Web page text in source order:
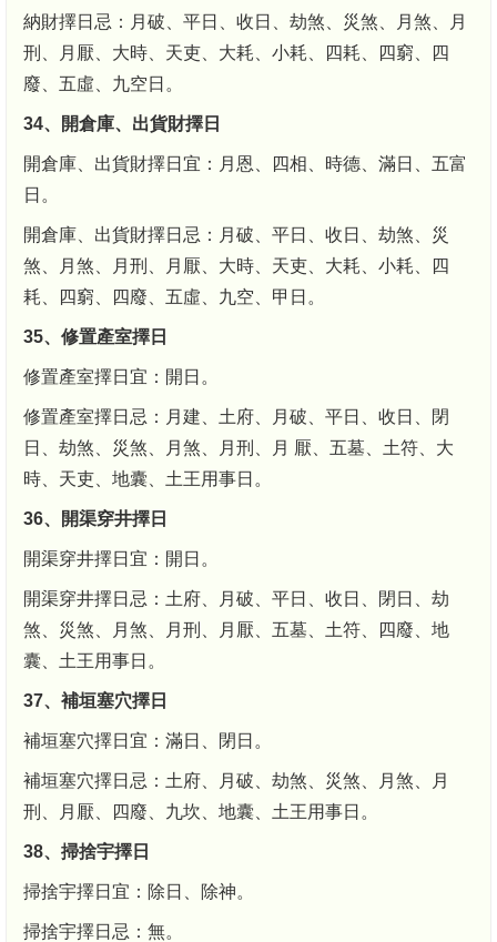
納財擇日忌：月破、平日、收日、劫煞、災煞、月煞、月
刑、月厭、大時、天吏、大耗、小耗、四耗、四窮、四
廢、五虛、九空日。
34、開倉庫、出貨財擇日
開倉庫、出貨財擇日宜：月恩、四相、時德、滿日、五富
日。
開倉庫、出貨財擇日忌：月破、平日、收日、劫煞、災
煞、月煞、月刑、月厭、大時、天吏、大耗、小耗、四
耗、四窮、四廢、五虛、九空、甲日。
35、修置產室擇日
修置產室擇日宜：開日。
修置產室擇日忌：月建、土府、月破、平日、收日、閉
日、劫煞、災煞、月煞、月刑、月 厭、五墓、土符、大
時、天吏、地囊、土王用事日。
36、開渠穿井擇日
開渠穿井擇日宜：開日。
開渠穿井擇日忌：土府、月破、平日、收日、閉日、劫
煞、災煞、月煞、月刑、月厭、五墓、土符、四廢、地
囊、土王用事日。
37、補垣塞穴擇日
補垣塞穴擇日宜：滿日、閉日。
補垣塞穴擇日忌：土府、月破、劫煞、災煞、月煞、月
刑、月厭、四廢、九坎、地囊、土王用事日。
38、掃捨宇擇日
掃捨宇擇日宜：除日、除神。
掃捨宇擇日忌：無。